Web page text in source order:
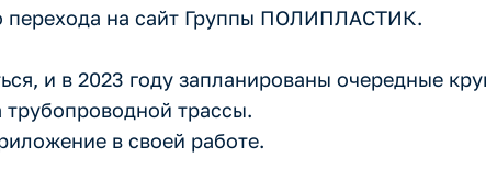
перехода на сайт Группы ПОЛИПЛАСТИК.
и в 2023 году запланированы очередные
трассы.
в своей работе.